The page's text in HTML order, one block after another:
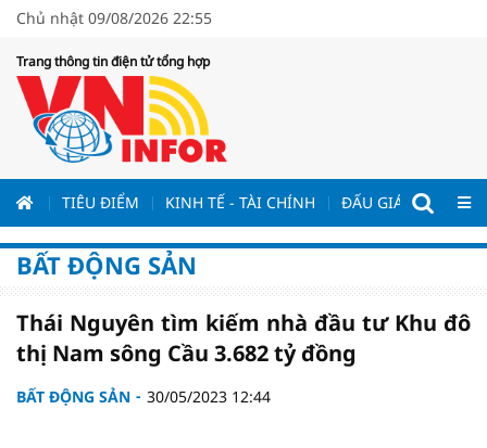
Chủ nhật 09/08/2026 22:55
Trang thông tin điện tử tổng hợp
TIÊU ĐIỂM KINH TẾ - TÀI CHÍNH ĐẤU GIÁ - ĐẤU
BẤT ĐỘNG SẢN
Thái Nguyên tìm kiếm nhà đầu tư Khu đô
thị Nam sông Cầu 3.682 tỷ đồng
BẤT ĐỘNG SẢN 30/05/2023 12:44